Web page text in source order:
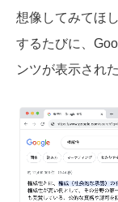
想像してみてほ
するたびに、
ンツが表示され